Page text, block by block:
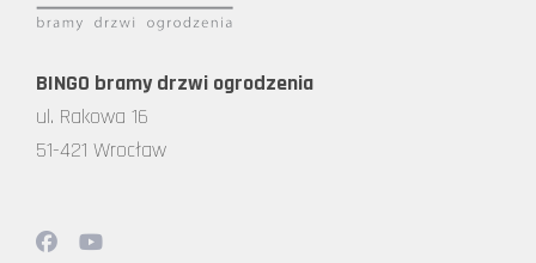
BINGO bramy drzwi ogrodzenia
ul. Rakowa 16
51-421 Wrocław